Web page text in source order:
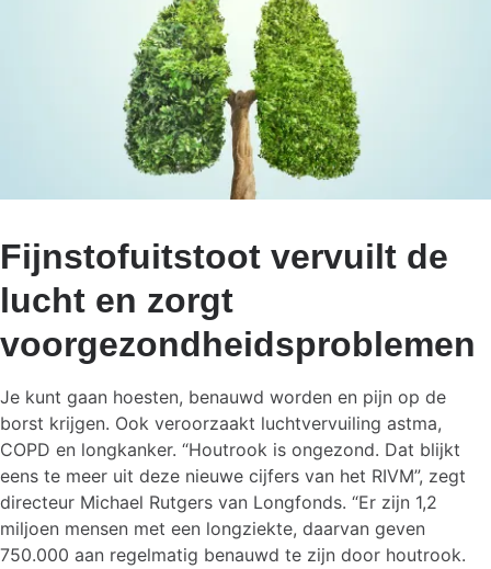
Fijnstofuitstoot vervuilt de
lucht en zorgt
voorgezondheidsproblemen
Je kunt gaan hoesten, benauwd worden en pijn op de
borst krijgen. Ook veroorzaakt luchtvervuiling astma,
COPD en longkanker. “Houtrook is ongezond. Dat blijkt
eens te meer uit deze nieuwe cijfers van het RIVM”, zegt
directeur Michael Rutgers van Longfonds. “Er zijn 1,2
miljoen mensen met een longziekte, daarvan geven
750.000 aan regelmatig benauwd te zijn door houtrook.